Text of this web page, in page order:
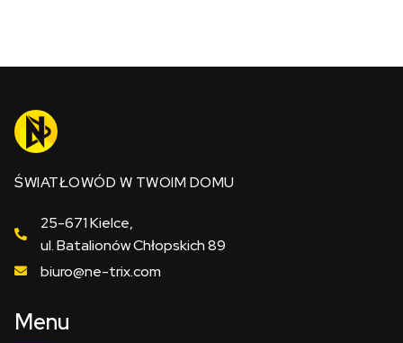
ŚWIATŁOWÓD W TWOIM DOMU
25-671 Kielce,
ul. Batalionów Chłopskich 89
biuro@ne-trix.com
Menu